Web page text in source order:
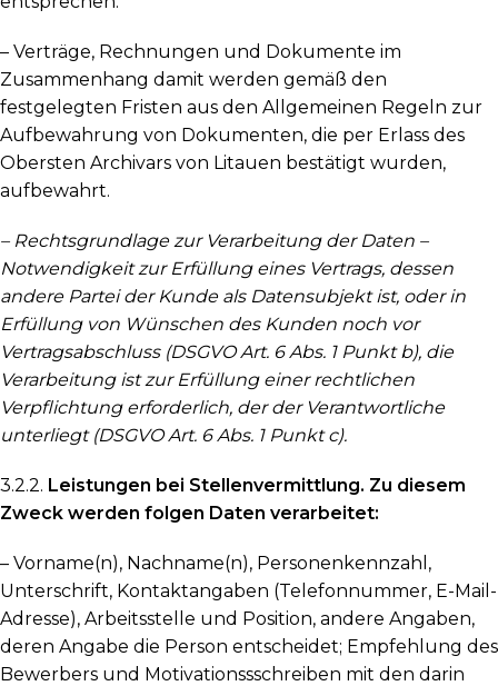
– Verträge, Rechnungen und Dokumente im
Zusammenhang damit werden gemäß den
festgelegten Fristen aus den Allgemeinen Regeln zur
Aufbewahrung von Dokumenten, die per Erlass des
Obersten Archivars von Litauen bestätigt wurden,
aufbewahrt.
– Rechtsgrundlage zur Verarbeitung der Daten –
Notwendigkeit zur Erfüllung eines Vertrags, dessen
andere Partei der Kunde als Datensubjekt ist, oder in
Erfüllung von Wünschen des Kunden noch vor
Vertragsabschluss (DSGVO Art. 6 Abs. 1 Punkt b), die
Verarbeitung ist zur Erfüllung einer rechtlichen
Verpflichtung erforderlich, der der Verantwortliche
unterliegt (DSGVO Art. 6 Abs. 1 Punkt c).
3.2.2. Leistungen bei Stellenvermittlung. Zu diesem
Zweck werden folgen Daten verarbeitet:
– Vorname(n), Nachname(n), Personenkennzahl,
Unterschrift, Kontaktangaben (Telefonnummer, E-Mail-
Adresse), Arbeitsstelle und Position, andere Angaben,
deren Angabe die Person entscheidet; Empfehlung des
Bewerbers und Motivationssschreiben mit den darin